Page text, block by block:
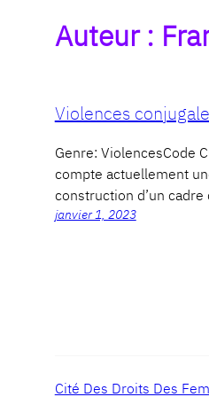
Auteur :
Violences
Genre: ViolencesCode
compte actuellement
construction d’un
janvier 1, 2023
Cité Des Droits Des